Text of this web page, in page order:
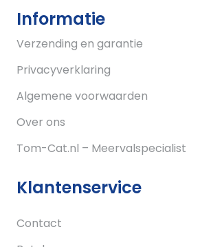
Informatie
Verzending en garantie
Privacyverklaring
Algemene voorwaarden
Over ons
Tom-Cat.nl – Meervalspecialist
Klantenservice
Contact